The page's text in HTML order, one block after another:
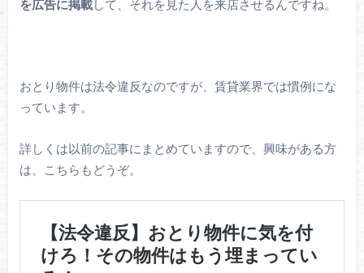
を広告に掲載して、それを見た人を来店させるんですね。
おとり物件は法令違反なのですが、賃貸業界では慣例にな
っています。
詳しくは以前の記事にまとめていますので、興味がある方
は、こちらもどうぞ。